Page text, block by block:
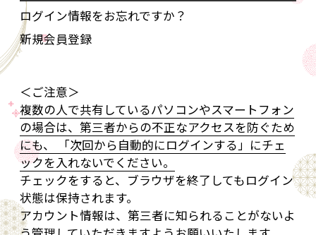
ログイン情報をお忘れですか？
新規会員登録
＜ご注意＞
複数の人で共有しているパソコンやスマートフォン
の場合は、第三者からの不正なアクセスを防ぐため
にも、 「次回から自動的にログインする」にチェ
ックを入れないでください。
チェックをすると、ブラウザを終了してもログイン
状態は保持されます。
アカウント情報は、第三者に知られることがないよ